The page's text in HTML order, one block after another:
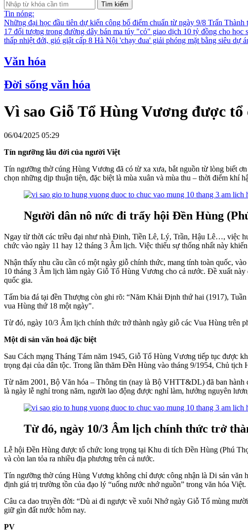
Tìm kiếm
Tin nóng:
Những đại học đầu tiên dự kiến công bố điểm chuẩn từ ngày 9/8 Trấn Thành
17 đối tượng trong đường dây bán ma túy "cỏ" giao dịch 10 tỷ đồng cho học
thấp nhiệt đới, gió giật cấp 8 Hà Nội 'chạy đua' giải phóng mặt bằng siêu dự
Văn hóa
Đời sống văn hóa
Vì sao Giỗ Tổ Hùng Vương được
06/04/2025 05:29
Tín ngưỡng lâu đời của người Việt
Tín ngưỡng thờ cúng Hùng Vương đã có từ xa xưa, bắt nguồn từ lòng biết
chọn những dịp thuận tiện, đặc biệt là mùa xuân và mùa thu – thời điểm
Người dân nô nức đi trẩy hội Đền Hùng
Ngay từ thời các triều đại như nhà Đinh, Tiền Lê, Lý, Trần, Hậu Lê…, việc
chức vào ngày 11 hay 12 tháng 3 Âm lịch. Việc thiếu sự thống nhất này
Nhận thấy nhu cầu cần có một ngày giỗ chính thức, mang tính toàn quốc,
10 tháng 3 Âm lịch làm ngày Giỗ Tổ Hùng Vương cho cả nước. Đề xuất này
quốc gia.
Tấm bia đá tại đền Thượng còn ghi rõ: “Năm Khải Định thứ hai (1917),
vua Hùng thứ 18 một ngày".
Từ đó, ngày 10/3 Âm lịch chính thức trở thành ngày giỗ các Vua Hùng trên
Một di sản văn hoá đặc biệt
Sau Cách mạng Tháng Tám năm 1945, Giỗ Tổ Hùng Vương tiếp tục được
trọng đại của dân tộc. Trong lần thăm Đền Hùng vào tháng 9/1954, Chủ
Từ năm 2001, Bộ Văn hóa – Thông tin (nay là Bộ VHTT&DL) đã ban
là ngày lễ nghỉ trong năm, người lao động được nghỉ làm, hưởng nguyên
Từ đó, ngày 10/3 Âm lịch chính thức trở
Lễ hội Đền Hùng được tổ chức long trọng tại Khu di tích Đền Hùng (Phú
và còn lan tỏa ra nhiều địa phương trên cả nước.
Tín ngưỡng thờ cúng Hùng Vương không chỉ được công nhận là Di sản văn
định giá trị trường tồn của đạo lý “uống nước nhớ nguồn” trong văn hóa Việt.
Câu ca dao truyền đời: “Dù ai đi ngược về xuôi Nhớ ngày Giỗ Tổ mùng
giữ gìn đất nước hôm nay.
PV